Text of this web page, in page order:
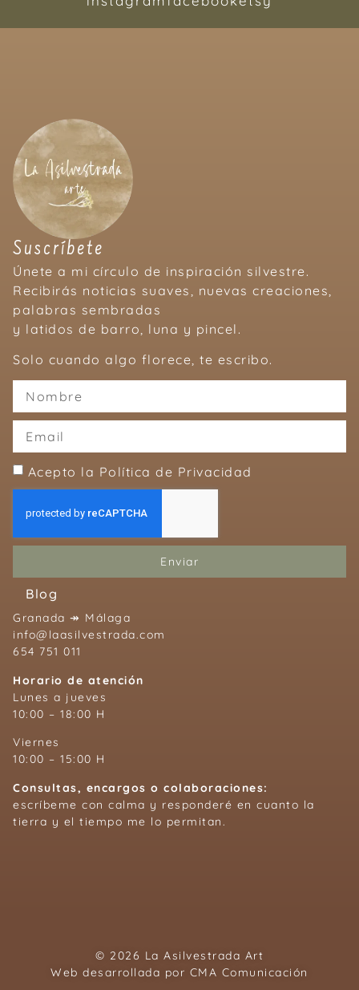
Suscríbete
Únete a mi círculo de inspiración silvestre.
Recibirás noticias suaves, nuevas creaciones,
palabras sembradas
y latidos de barro, luna y pincel.
Solo cuando algo florece, te escribo.
Acepto la Política de Privacidad
Enviar
Blog
Granada ↠ Málaga
info@laasilvestrada.com
654 751 011
Horario de atención
Lunes a jueves
10:00 – 18:00 H
Viernes
10:00 – 15:00 H
Consultas, encargos o colaboraciones:
escríbeme con calma y responderé en cuanto la
tierra y el tiempo me lo permitan.
© 2026 La Asilvestrada Art
Web desarrollada por CMA Comunicación